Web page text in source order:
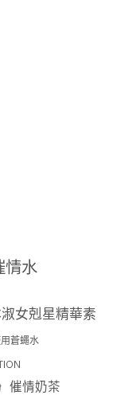
情水
女剋星精華素
蒼蠅水
催情奶茶